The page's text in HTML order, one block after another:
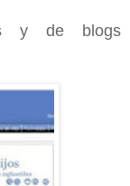
y de blogs